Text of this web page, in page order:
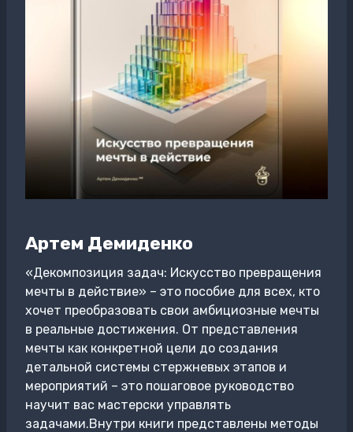
Артем Демиденко
«Декомпозиция задач: Искусство превращения
мечты в действие» – это пособие для всех, кто
хочет преобразовать свои амбициозные мечты
в реальные достижения. От представления
мечты как конкретной цели до создания
детальной системы стержневых этапов и
мероприятий – это пошаговое руководство
научит вас мастерски управлять
задачами.Внутри книги представлены методы